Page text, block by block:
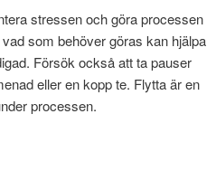
stressen och göra processen
som behöver göras kan hjälpa
Försök också att ta pauser
eller en kopp te. Flytta är en
processen.